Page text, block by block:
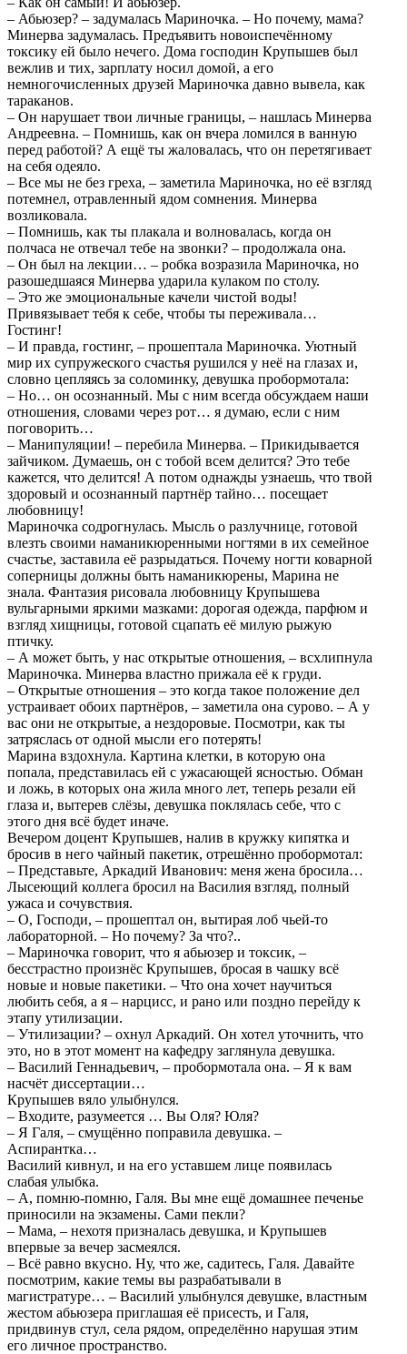
– Абьюзер? – задумалась Мариночка. – Но почему, мама?
Минерва задумалась. Предъявить новоиспечённому
токсику ей было нечего. Дома господин Крупышев был
вежлив и тих, зарплату носил домой, а его
немногочисленных друзей Мариночка давно вывела, как
тараканов.
– Он нарушает твои личные границы, – нашлась Минерва
Андреевна. – Помнишь, как он вчера ломился в ванную
перед работой? А ещё ты жаловалась, что он перетягивает
на себя одеяло.
– Все мы не без греха, – заметила Мариночка, но её взгляд
потемнел, отравленный ядом сомнения. Минерва
возликовала.
– Помнишь, как ты плакала и волновалась, когда он
полчаса не отвечал тебе на звонки? – продолжала она.
– Он был на лекции… – робка возразила Мариночка, но
разошедшаяся Минерва ударила кулаком по столу.
– Это же эмоциональные качели чистой воды!
Привязывает тебя к себе, чтобы ты переживала…
Гостинг!
– И правда, гостинг, – прошептала Мариночка. Уютный
мир их супружеского счастья рушился у неё на глазах и,
словно цепляясь за соломинку, девушка пробормотала:
– Но… он осознанный. Мы с ним всегда обсуждаем наши
отношения, словами через рот… я думаю, если с ним
поговорить…
– Манипуляции! – перебила Минерва. – Прикидывается
зайчиком. Думаешь, он с тобой всем делится? Это тебе
кажется, что делится! А потом однажды узнаешь, что твой
здоровый и осознанный партнёр тайно… посещает
любовницу!
Мариночка содрогнулась. Мысль о разлучнице, готовой
влезть своими наманикюренными ногтями в их семейное
счастье, заставила её разрыдаться. Почему ногти коварной
соперницы должны быть наманикюрены, Марина не
знала. Фантазия рисовала любовницу Крупышева
вульгарными яркими мазками: дорогая одежда, парфюм и
взгляд хищницы, готовой сцапать её милую рыжую
птичку.
– А может быть, у нас открытые отношения, – всхлипнула
Мариночка. Минерва властно прижала её к груди.
– Открытые отношения – это когда такое положение дел
устраивает обоих партнёров, – заметила она сурово. – А у
вас они не открытые, а нездоровые. Посмотри, как ты
затряслась от одной мысли его потерять!
Марина вздохнула. Картина клетки, в которую она
попала, представилась ей с ужасающей ясностью. Обман
и ложь, в которых она жила много лет, теперь резали ей
глаза и, вытерев слёзы, девушка поклялась себе, что с
этого дня всё будет иначе.
Вечером доцент Крупышев, налив в кружку кипятка и
бросив в него чайный пакетик, отрешённо пробормотал:
– Представьте, Аркадий Иванович: меня жена бросила…
Лысеющий коллега бросил на Василия взгляд, полный
ужаса и сочувствия.
– О, Господи, – прошептал он, вытирая лоб чьей-то
лабораторной. – Но почему? За что?..
– Мариночка говорит, что я абьюзер и токсик, –
бесстрастно произнёс Крупышев, бросая в чашку всё
новые и новые пакетики. – Что она хочет научиться
любить себя, а я – нарцисс, и рано или поздно перейду к
этапу утилизации.
– Утилизации? – охнул Аркадий. Он хотел уточнить, что
это, но в этот момент на кафедру заглянула девушка.
– Василий Геннадьевич, – пробормотала она. – Я к вам
насчёт диссертации…
Крупышев вяло улыбнулся.
– Входите, разумеется … Вы Оля? Юля?
– Я Галя, – смущённо поправила девушка. –
Аспирантка…
Василий кивнул, и на его уставшем лице появилась
слабая улыбка.
– А, помню-помню, Галя. Вы мне ещё домашнее печенье
приносили на экзамены. Сами пекли?
– Мама, – нехотя призналась девушка, и Крупышев
впервые за вечер засмеялся.
– Всё равно вкусно. Ну, что же, садитесь, Галя. Давайте
посмотрим, какие темы вы разрабатывали в
магистратуре… – Василий улыбнулся девушке, властным
жестом абьюзера приглашая её присесть, и Галя,
придвинув стул, села рядом, определённо нарушая этим
его личное пространство.